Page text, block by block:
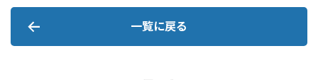
一覧に戻る